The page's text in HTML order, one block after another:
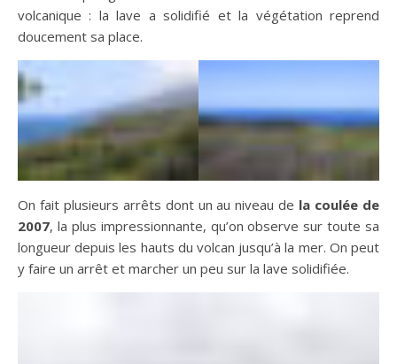
volcanique : la lave a solidifié et la végétation reprend
doucement sa place.
On fait plusieurs arrêts dont un au niveau de la coulée de
2007, la plus impressionnante, qu’on observe sur toute sa
longueur depuis les hauts du volcan jusqu’à la mer. On peut
y faire un arrêt et marcher un peu sur la lave solidifiée.